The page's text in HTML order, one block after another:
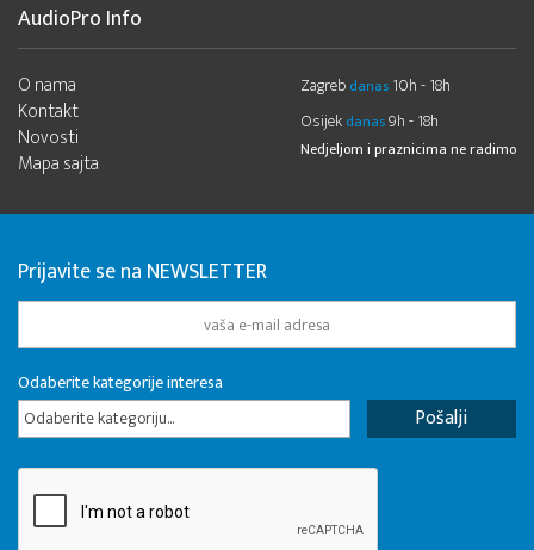
AudioPro Info
O nama
Kontakt
Novosti
Mapa sajta
Zagreb danas 10h - 18h
Osijek danas9h - 18h
Nedjeljom i praznicima ne radimo
Prijavite se na NEWSLETTER
Odaberite kategorije interesa
Odaberite kategoriju...